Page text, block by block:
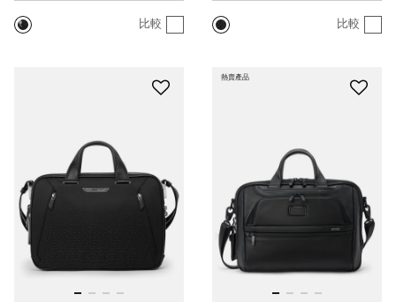
比較 比較
熱賣產品